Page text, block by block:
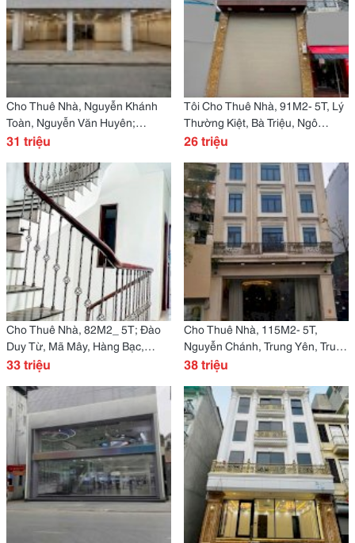
Cho Thuê Nhà, Nguyễn Khánh
Toàn, Nguyễn Văn Huyên;
242M2* 1T -31 Tr
31 triệu
Tôi Cho Thuê Nhà, 91M2- 5T, Lý
Thường Kiệt, Bà Triệu, Ngô
Quyền -26 Tr
26 triệu
Cho Thuê Nhà, 82M2_ 5T; Đào
Duy Từ, Mã Mây, Hàng Bạc,
Hoàn Kiếm -33 Tr
33 triệu
Cho Thuê Nhà, 115M2- 5T,
Nguyễn Chánh, Trung Yên, Trung
Kính -38 Tr
38 triệu